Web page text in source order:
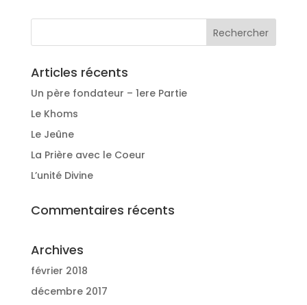
Articles récents
Un père fondateur – 1ere Partie
Le Khoms
Le Jeûne
La Prière avec le Coeur
L’unité Divine
Commentaires récents
Archives
février 2018
décembre 2017